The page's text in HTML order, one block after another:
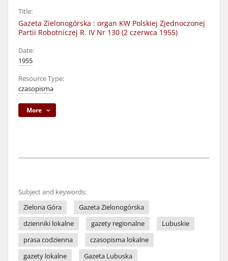
Title:
Gazeta Zielonogórska : organ KW Polskiej Zjednoczonej
Partii Robotniczej R. IV Nr 130 (2 czerwca 1955)
Date:
1955
Resource Type:
czasopisma
More
Subject and keywords:
Zielona Góra
Gazeta Zielonogórska
dzienniki lokalne
gazety regionalne
Lubuskie
prasa codzienna
czasopisma lokalne
gazety lokalne
Gazeta Lubuska